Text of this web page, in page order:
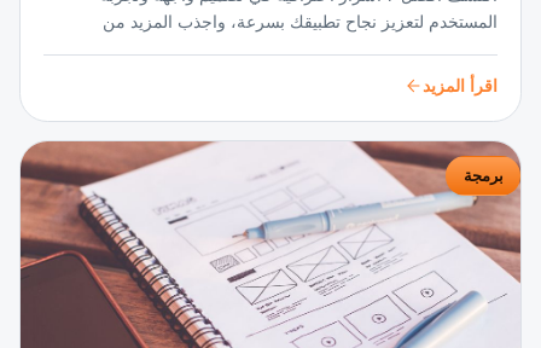
المستخدم لتعزيز نجاح تطبيقك بسرعة، واجذب المزيد من
مستمرًا ورضا عالي.
اقرأ المزيد
برمجة